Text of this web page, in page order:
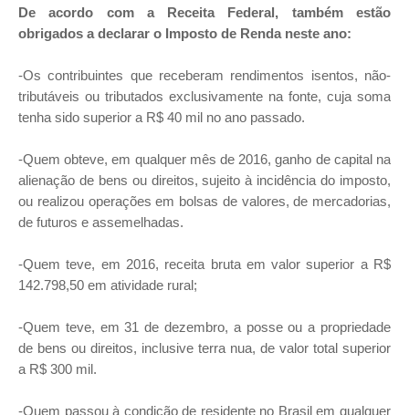
De acordo com a Receita Federal, também estão
obrigados a declarar o Imposto de Renda neste ano:
-Os contribuintes que receberam rendimentos isentos, não-
tributáveis ou tributados exclusivamente na fonte, cuja soma
tenha sido superior a R$ 40 mil no ano passado.
-Quem obteve, em qualquer mês de 2016, ganho de capital na
alienação de bens ou direitos, sujeito à incidência do imposto,
ou realizou operações em bolsas de valores, de mercadorias,
de futuros e assemelhadas.
-Quem teve, em 2016, receita bruta em valor superior a R$
142.798,50 em atividade rural;
-Quem teve, em 31 de dezembro, a posse ou a propriedade
de bens ou direitos, inclusive terra nua, de valor total superior
a R$ 300 mil.
-Quem passou à condição de residente no Brasil em qualquer